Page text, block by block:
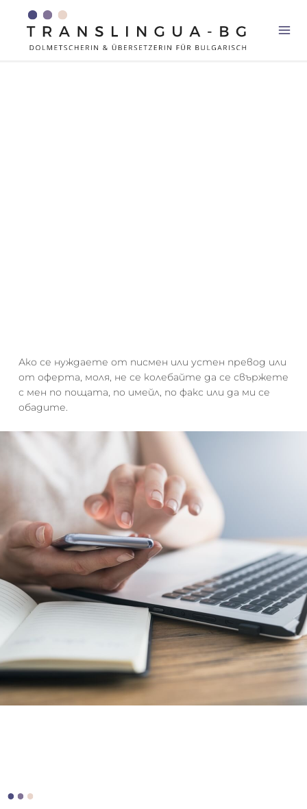
Ако се нуждаете от писмен или устен превод или
от оферта, моля, не се колебайте да се свържете
с мен по пощата, по имейл, по факс или да ми се
обадите.